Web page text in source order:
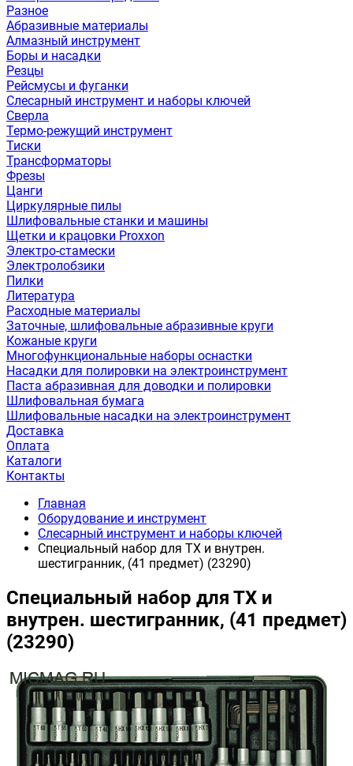
Разное
Абразивные материалы
Алмазный инструмент
Боры и насадки
Резцы
Рейсмусы и фуганки
Слесарный инструмент и наборы ключей
Сверла
Термо-режущий инструмент
Тиски
Трансформаторы
Фрезы
Цанги
Циркулярные пилы
Шлифовальные станки и машины
Щетки и крацовки Proxxon
Электро-стамески
Электролобзики
Пилки
Литература
Расходные материалы
Заточные, шлифовальные абразивные круги
Кожаные круги
Многофункциональные наборы оснастки
Насадки для полировки на электроинструмент
Паста абразивная для доводки и полировки
Шлифовальная бумага
Шлифовальные насадки на электроинструмент
Доставка
Оплата
Каталоги
Контакты
Главная
Оборудование и инструмент
Слесарный инструмент и наборы ключей
Специальный набор для ТХ и внутрен.
шестигранник, (41 предмет) (23290)
Специальный набор для ТХ и
внутрен. шестигранник, (41 предмет)
(23290)